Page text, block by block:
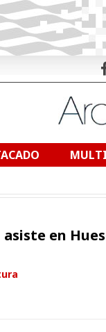
asiste en